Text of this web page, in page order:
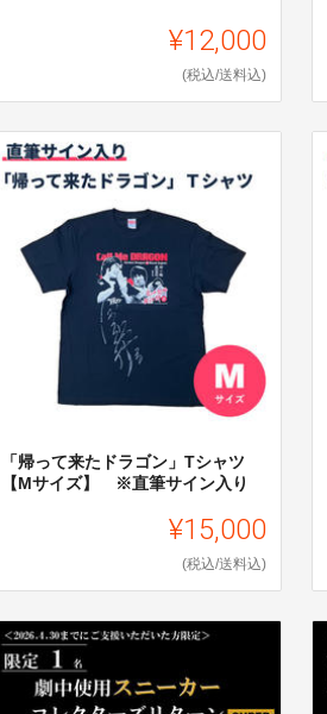
¥12,000
(税込/送料込)
「帰って来たドラゴン」Tシャツ
【Mサイズ】 ※直筆サイン入り
¥15,000
(税込/送料込)